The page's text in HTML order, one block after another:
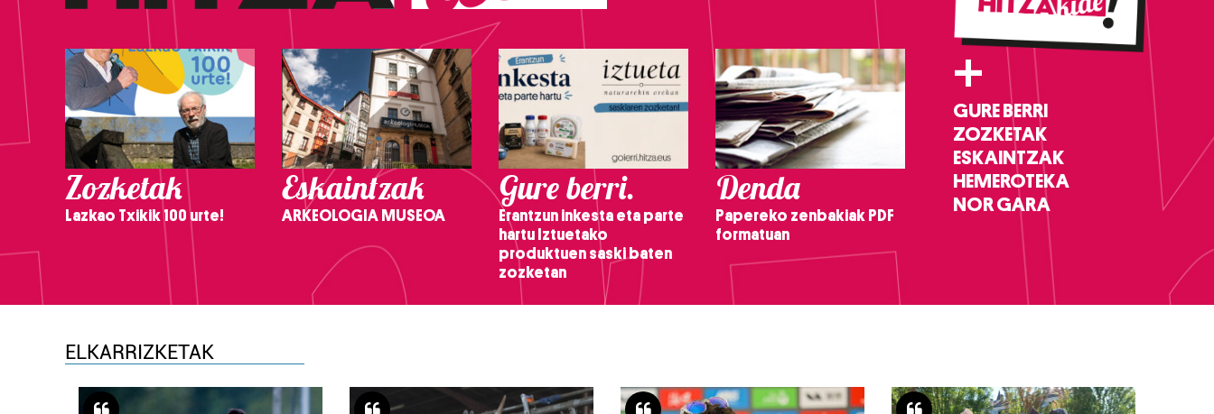
Zozketak
Lazkao Txikik 100 urte!
Eskaintzak
ARKEOLOGIA MUSEOA
Gure berri.
Erantzun inkesta eta parte
hartu Iztuetako
produktuen saski baten
zozketan
Denda
Papereko zenbakiak PDF
formatuan
+
GURE BERRI
ZOZKETAK
ESKAINTZAK
HEMEROTEKA
NOR GARA
ELKARRIZKETAK